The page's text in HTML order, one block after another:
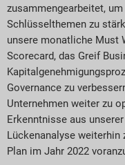
zusammengearbeitet,
Schlüsselthemen zu
unsere monatliche Must
Scorecard, das Greif
Governance zu
Unternehmen weiter zu
Erkenntnisse aus
Lückenanalyse weiterhin
Plan im Jahr 2022